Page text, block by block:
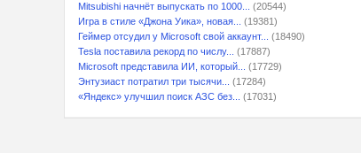
Mitsubishi начнёт выпускать по 1000...
(20544)
Игра в стиле «Джона Уика», новая...
(19381)
Геймер отсудил у Microsoft свой аккаунт...
(18490)
Tesla поставила рекорд по числу...
(17887)
Microsoft представила ИИ, который...
(17729)
Энтузиаст потратил три тысячи...
(17284)
«Яндекс» улучшил поиск АЗС без...
(17031)